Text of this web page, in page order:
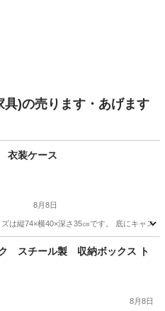
)の売ります・あげます
衣装ケース
8月8日
は縦74×横40×深さ35㎝です。 底にキャス
家具 ケース
スチール製 収納ボックス ト
8月8日